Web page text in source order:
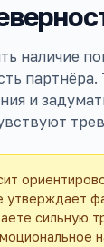
наличие
партнёра.
и
утверждает
сильную